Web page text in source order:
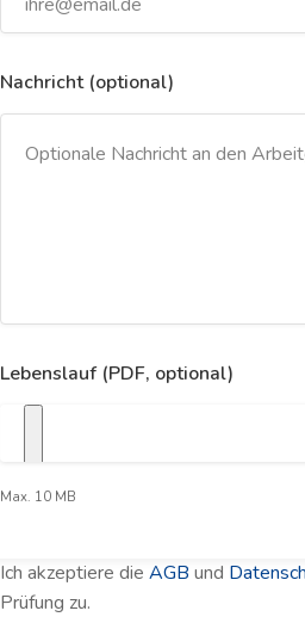
Nachricht (optional)
Lebenslauf (PDF, optional)
Max. 10 MB
Ich akzeptiere die AGB und
Prüfung zu.